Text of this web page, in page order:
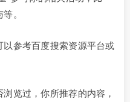
。
参考百度搜索资源平台或
览过，你所推荐的内容，